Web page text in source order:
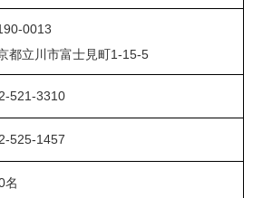
0013
都立川市富士見町1-15-5
521-3310
525-1457
名